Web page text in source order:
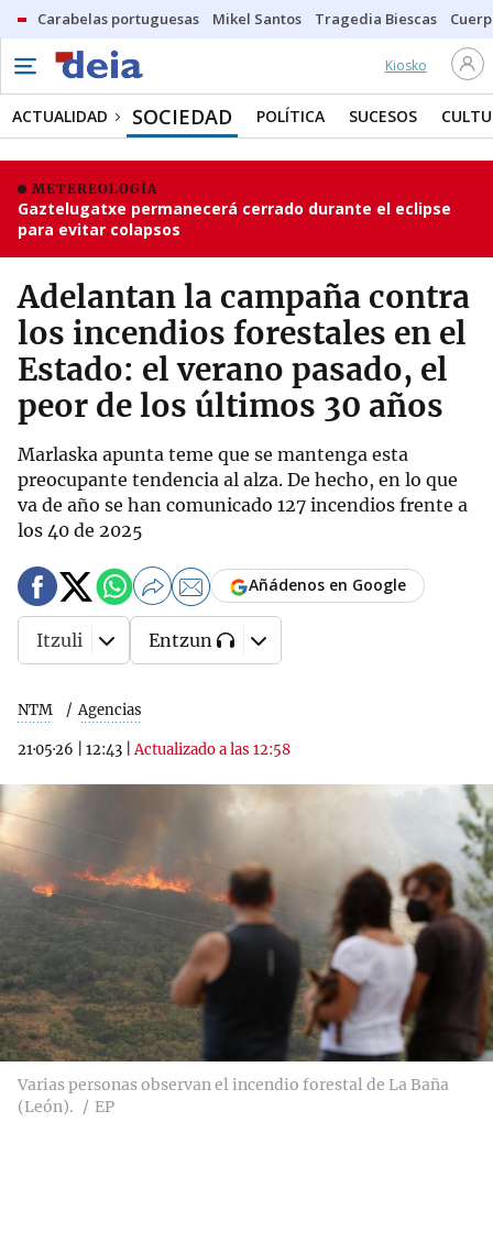
Carabelas portuguesas Mikel Santos Tragedia Biescas
Kiosko
ACTUALIDAD SOCIEDAD POLÍTICA SUCESOS
METEREOLOGÍA
Gaztelugatxe permanecerá cerrado durante el eclipse
para evitar colapsos
Adelantan la campaña contra
los incendios forestales en el
Estado: el verano pasado, el
peor de los últimos 30 años
Marlaska apunta teme que se mantenga esta
preocupante tendencia al alza. De hecho, en lo que
va de año se han comunicado 127 incendios frente a
los 40 de 2025
NTM Agencias
21·05·26 12:43 |Actualizado a las 12:58
Añádenos en Google
Itzuli Entzun
Varias personas observan el incendio forestal de La Baña
(León).
EP